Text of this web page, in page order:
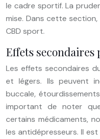
le cadre sportif. La
mise. Dans cette
CBD sport.
Effets secondaires
Les effets secondaires
et légers. Ils peuvent
buccale,
important de noter
certains médicaments,
les antidépresseurs. Il